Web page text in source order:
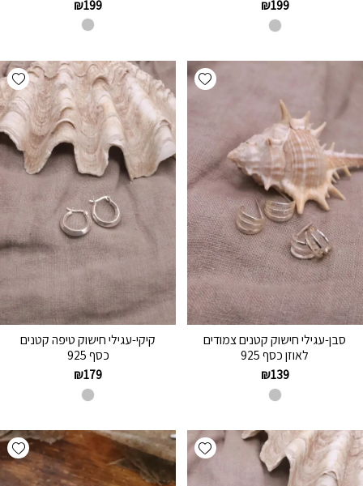
₪199
₪199
Add wishlist
סבן-עגילי חישוק קטנים צמודים
לאוזן כסף 925
₪139
קיקי-עגילי חישוק טיפה קטנים
כסף 925
₪179
Add wishlist